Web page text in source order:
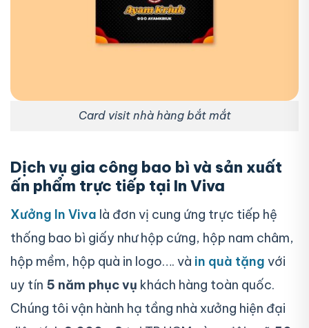
Card visit nhà hàng bắt mắt
Dịch vụ gia công bao bì và sản xuất
ấn phẩm trực tiếp tại In Viva
Xưởng In Viva là đơn vị cung ứng trực tiếp hệ
thống bao bì giấy như hộp cứng, hộp nam châm,
hộp mềm, hộp quà in logo…. và in quà tặng với
uy tín 5 năm phục vụ khách hàng toàn quốc.
Chúng tôi vận hành hạ tầng nhà xưởng hiện đại